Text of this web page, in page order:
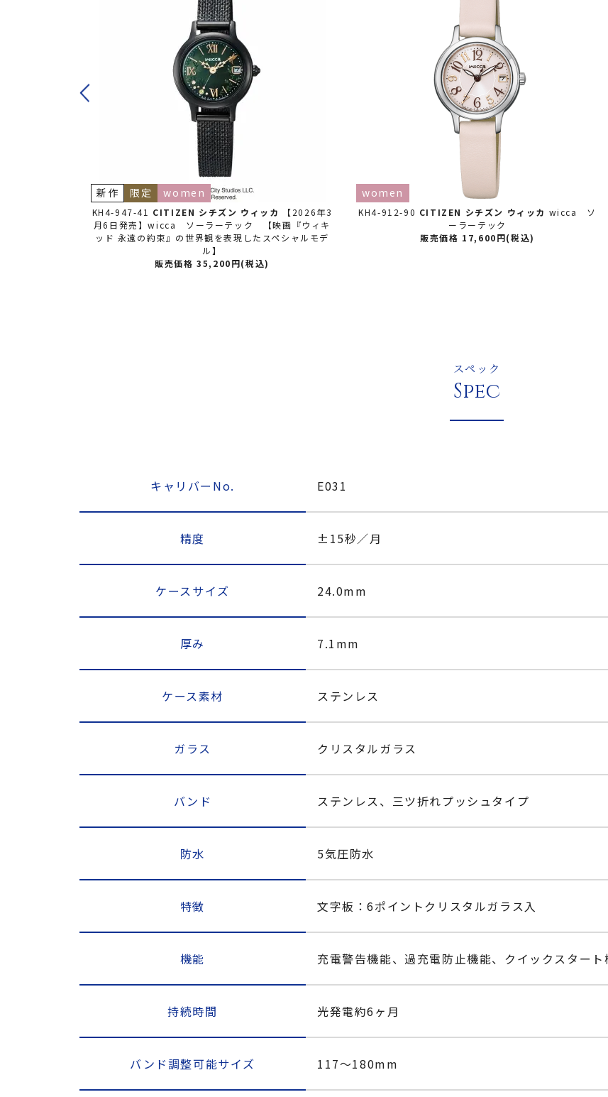
KH4-947-41 CITIZEN シチズン ウィッカ
【2026年3
月6日発売】wicca ソーラーテック 【映画『ウィキ
ッド 永遠の約束』の世界観を表現したスペシャルモデ
ル】
新作 限定 women
販売価格 35,200円(税込)
KH4-912-90 CITIZEN シチズン ウィッカ wicca ソ
ーラーテック
women
販売価格 17,600円(税込)
スペック
Spec
キャリバーNo. E031
精度 ±15秒／月
ケースサイズ 24.0mm
厚み 7.1mm
ケース素材 ステンレス
ガラス クリスタルガラス
バンド ステンレス、三ツ折れプッシュタイプ
防水 5気圧防水
特徴 文字板：6ポイントクリスタルガラス入
機能 充電警告機能、過充電防止機能、クイックスター
持続時間 光発電約6ヶ月
バンド調整可能サイズ 117～180mm